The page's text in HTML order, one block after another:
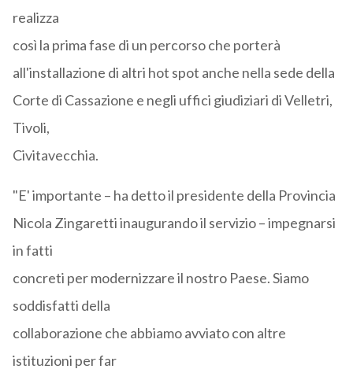
realizza
così la prima fase di un percorso che porterà
all'installazione di altri hot spot anche nella sede della
Corte di Cassazione e negli uffici giudiziari di Velletri,
Tivoli,
Civitavecchia.
"E' importante – ha detto il presidente della Provincia
Nicola Zingaretti inaugurando il servizio – impegnarsi
in fatti
concreti per modernizzare il nostro Paese. Siamo
soddisfatti della
collaborazione che abbiamo avviato con altre
istituzioni per far